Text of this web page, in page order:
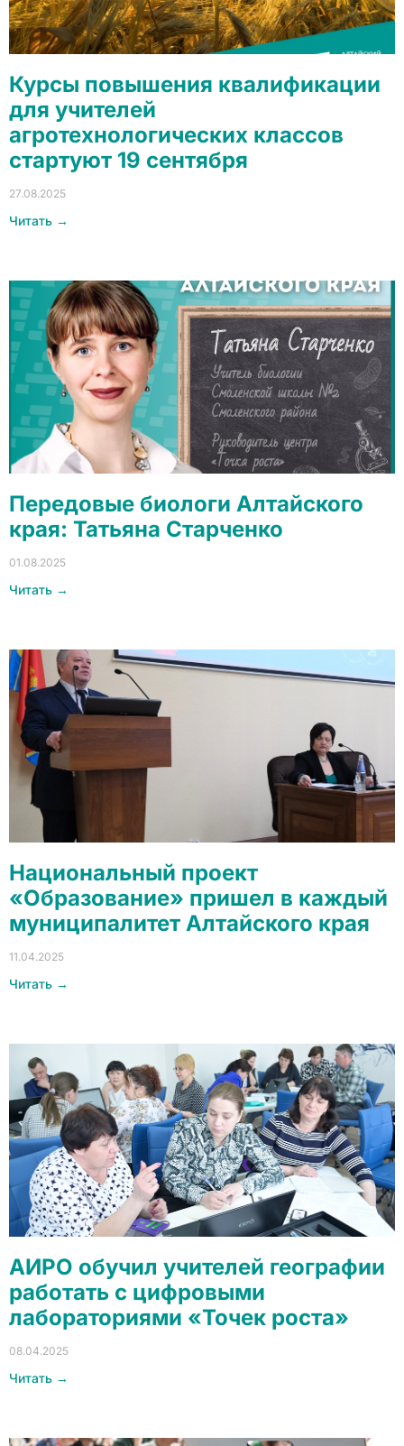
Курсы повышения квалификации
для учителей
агротехнологических классов
стартуют 19 сентября
27.08.2025
Читать →
Передовые биологи Алтайского
края: Татьяна Старченко
01.08.2025
Читать →
Национальный проект
«Образование» пришел в каждый
муниципалитет Алтайского края
11.04.2025
Читать →
АИРО обучил учителей географии
работать с цифровыми
лабораториями «Точек роста»
08.04.2025
Читать →